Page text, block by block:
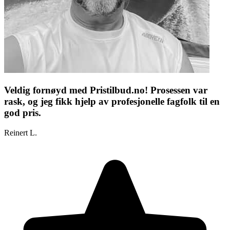
Veldig fornøyd med Pristilbud.no! Prosessen var
rask, og jeg fikk hjelp av profesjonelle fagfolk til en
god pris.
Reinert L.